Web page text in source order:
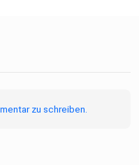
zu schreiben.